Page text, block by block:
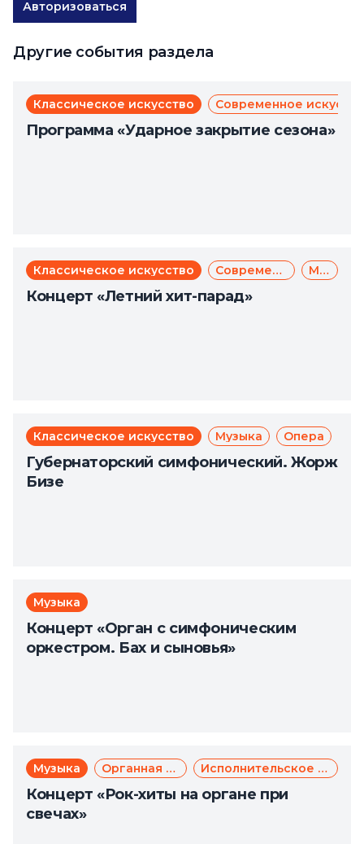
Авторизоваться
Другие события раздела
Классическое искусство Современное
Программа «Ударное закрытие сезона»
Классическое искусство Современное искусство Музыка
Концерт «Летний хит-парад»
Классическое искусство Музыка Опера
Губернаторский симфонический. Жорж
Бизе
Музыка
Концерт «Орган с симфоническим
оркестром. Бах и сыновья»
Музыка Органная музыка Исполнительское искусство
Концерт «Рок-хиты на органе при
свечах»